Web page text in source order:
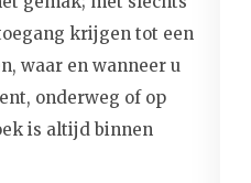
krijgen tot een
waar en wanneer u
onderweg of op
is altijd binnen